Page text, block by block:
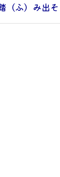
（ふ）み出そ